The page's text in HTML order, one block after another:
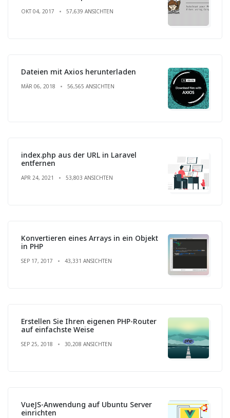
OKT 04, 2017 57,639 ANSICHTEN
Dateien mit Axios herunterladen
MÄR 06, 2018 56,565 ANSICHTEN
index.php aus der URL in Laravel
entfernen
APR 24, 2021 53,803 ANSICHTEN
Konvertieren eines Arrays in ein Objekt
in PHP
SEP 17, 2017 43,331 ANSICHTEN
Erstellen Sie Ihren eigenen PHP-Router
auf einfachste Weise
SEP 25, 2018 30,208 ANSICHTEN
VueJS-Anwendung auf Ubuntu Server
einrichten